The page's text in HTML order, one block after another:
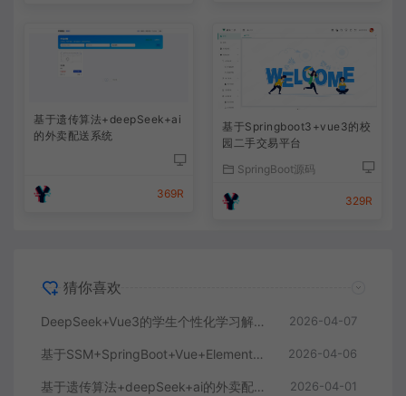
基于遗传算法+deepSeek+ai
的外卖配送系统
369R
基于Springboot3+vue3的校
园二手交易平台
SpringBoot源码
329R
猜你喜欢
DeepSeek+Vue3的学生个性化学习解答AI系统 2026-04-07
基于SSM+SpringBoot+Vue+ElementPlus的聊天im系统 2026-04-06
基于遗传算法+deepSeek+ai的外卖配送系统 2026-04-01